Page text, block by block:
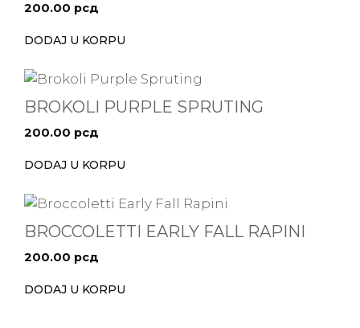
200.00 рсд
DODAJ U KORPU
BROKOLI PURPLE SPRUTING
200.00 рсд
DODAJ U KORPU
BROCCOLETTI EARLY FALL RAPINI
200.00 рсд
DODAJ U KORPU